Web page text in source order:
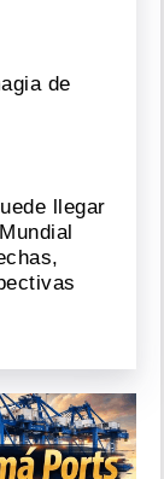
de
llegar